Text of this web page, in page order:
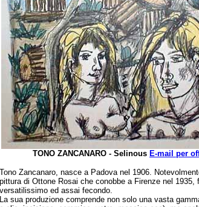
TONO ZANCANARO - Selinous E-mail per
Tono Zancanaro, nasce a Padova nel 1906.
pittura di Ottone Rosai che conobbe a Firenze nel 1935,
versatilissimo ed assai fecondo.
La sua produzione comprende non solo una vasta